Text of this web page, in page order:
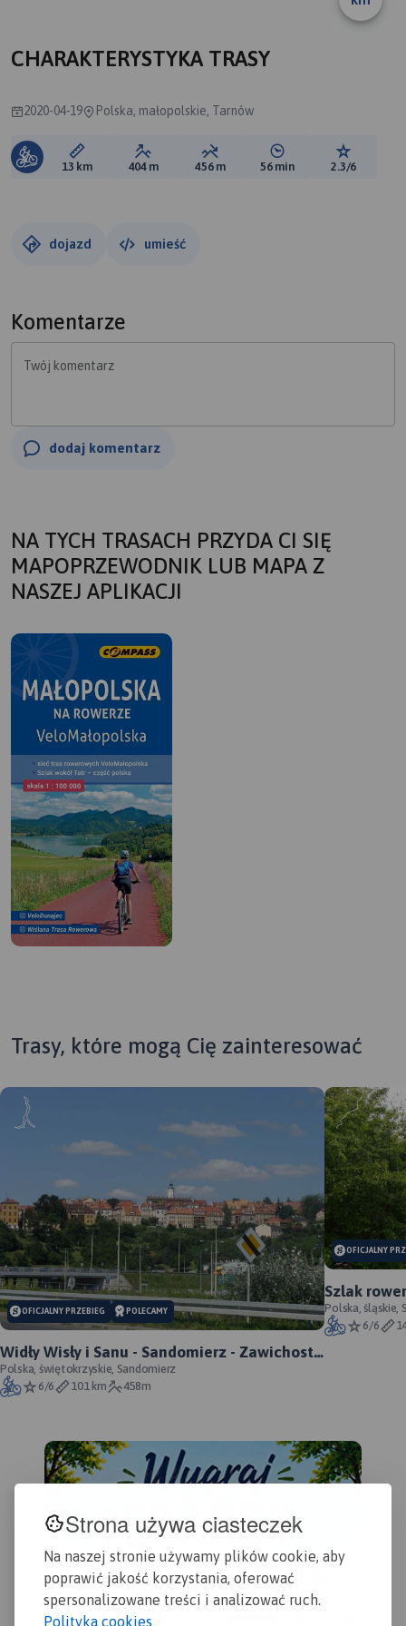
Strona używa ciasteczek
Na naszej stronie używamy plików cookie, aby
poprawić jakość korzystania, oferować
spersonalizowane treści i analizować ruch.
Polityka cookies
CHARAKTERYSTYKA TRASY
2020-04-19 Polska, małopolskie, Tarnów
Długość trasy:
13 km Suma przewyższeń:
404 m Suma spadków:
456 m Średni czas potrzebny
56 min Ocena
2.3/6
dojazd umieść
Komentarze
Twój komentarz
dodaj komentarz
NA TYCH TRASACH PRZYDA CI SIĘ
MAPOPRZEWODNIK LUB MAPA Z
NASZEJ APLIKACJI
Trasy, które mogą Cię zainteresować
OFICJALNY PRZEBIEG POLECAMY
Widły Wisły i Sanu - Sandomierz - Zawichost -
Annopol - oficjalny przebieg
Polska, świętokrzyskie, Sandomierz
6/6
101 km 458m
OFICJALNY
Szlak
oficjalny
Polska, śląskie,
6/6